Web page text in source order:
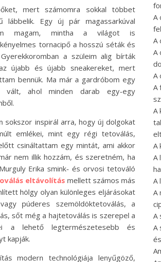
mert számomra sokkal többet
lábbelik. Egy új pár magassarkúval
magam, mintha a világot is
tornacipő a hosszú séták és
a szüleim alig bírták
újabb és újabb sneakereket, mert
bennük. Ma már a gardróbom egy
vált, ahol minden darab egy-egy
sokszor inspirál arra, hogy új dolgokat
emlékei, mint egy régi tetoválás,
csináltattam egy mintát, ami akkor
nem illik hozzám, és szeretném, ha
Erika smink- és orvosi tetováló
eltávolítás mellett számos más
hölgy olyan különleges eljárásokat
púderes szemöldöktetoválás, a
sőt még a hajtetoválás is szerepel a
a lehető legtermészetesebb és
kapják.
modern technológiája lenyűgöző,
A
A
A
A
A
A
A
A
A
A
A
A